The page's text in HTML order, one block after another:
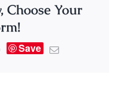
Choose Your
Save